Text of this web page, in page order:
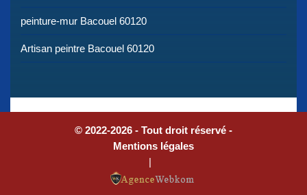
peinture-mur Bacouel 60120
Artisan peintre Bacouel 60120
© 2022-2026 - Tout droit réservé -
Mentions légales
|